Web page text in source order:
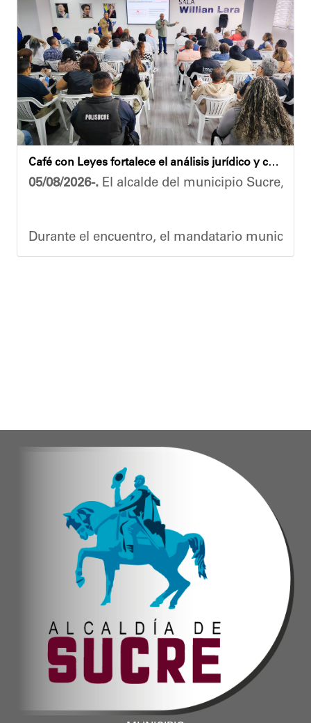
El alcalde Diógenes Lara expresó sus
"Damos las gracias por esta recuperación en
​Por su parte, el gobernador del estado
​"Tenemos un desafío en todo el estado
Finalmente, el ministro de Educación, Héctor
Esta jornada ratifica el esfuerzo articulado
Café con Leyes fortalece el análisis jurídico y constitucional en el municipio Sucre
05/08/2026-. El alcalde del municipio Sucre,
Durante el encuentro, el mandatario
Oskarina Rosso.